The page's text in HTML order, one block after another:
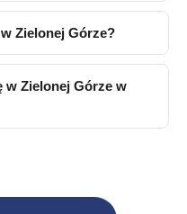
Zielonej Górze?
w Zielonej Górze w